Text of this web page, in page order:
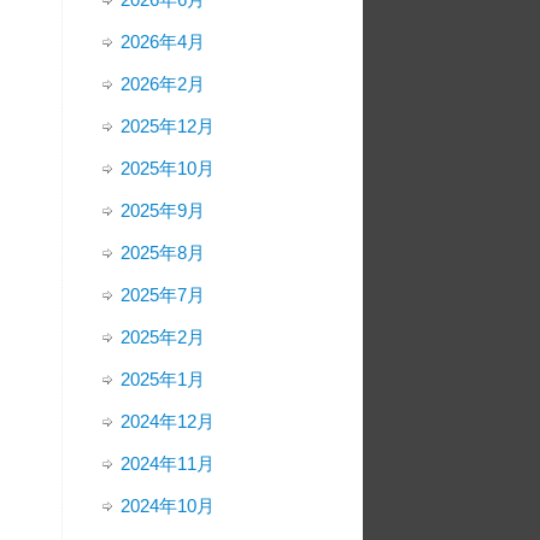
2026年4月
2026年2月
2025年12月
2025年10月
2025年9月
2025年8月
2025年7月
2025年2月
2025年1月
2024年12月
2024年11月
2024年10月